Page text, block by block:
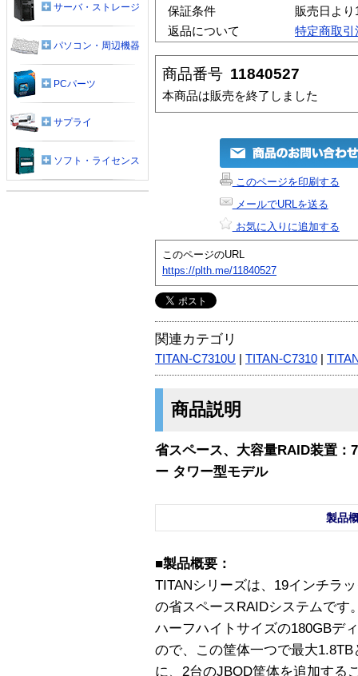
保証条件
販売日よ
返品について
特定商取
商品番号 11840527
本商品は販売を終了しました
このページを印刷する
メールでURLを送る
お気に入りに追加する
このページのURL
https://plth.me/11840527
関連カテゴリ
TITAN-C7310U TITAN-C7310
商品説明
省スペース、大容量RAID装置：
ー タワー型モデル
製品
■製品概要：
TITANシリーズは、19インチラ
の省スペースRAIDシステムです
ハーフハイトサイズの180GBデ
ので、この筐体一つで最大
に、2台のJBOD筐体を追加する
サーバ・ストレージ
パソコン・周辺機器
PCパーツ
サプライ
ソフト・ライセンス